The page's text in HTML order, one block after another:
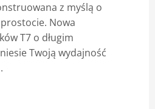
z myślą o
Nowa
T7 o długim
Twoją wydajność